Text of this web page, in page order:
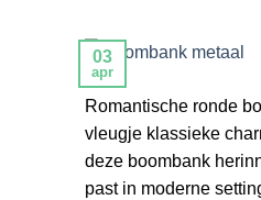
03
apr
Romantische ronde
vleugje klassieke
deze boombank
past in moderne